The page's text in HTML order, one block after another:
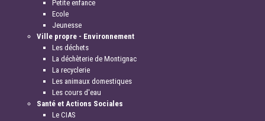
Petite enfance
Ecole
Jeunesse
Ville propre - Environnement
Les déchets
La déchèterie de Montignac
La recyclerie
Les animaux domestiques
Les cours d'eau
Santé et Actions Sociales
Le CIAS